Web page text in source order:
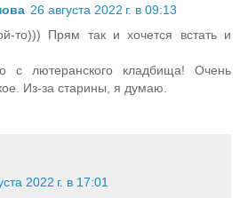
26 августа 2022 г. в 09:13
то))) Прям так и хочется встать и
с лютеранского кладбища! Очень
Из-за старины, я думаю.
2022 г. в 17:01